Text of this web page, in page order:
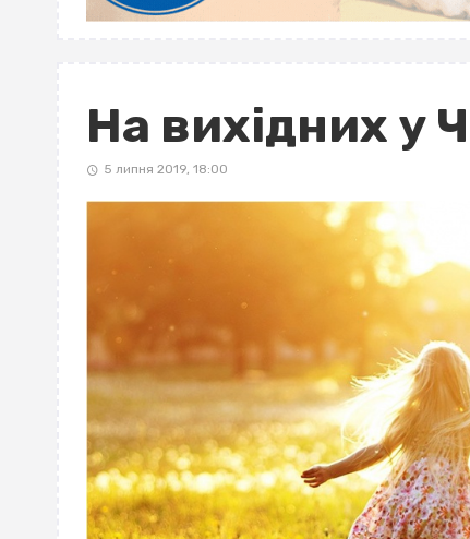
На вихідних у
5 липня 2019, 18:00